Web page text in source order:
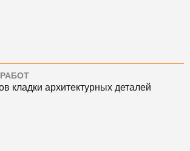
кладки архитектурных деталей